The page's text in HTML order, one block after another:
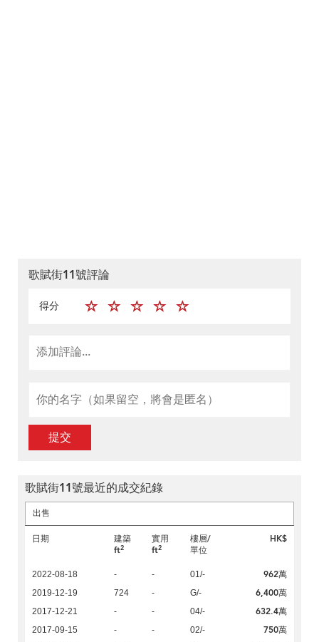
歌賦街11號評論
得分
提交
歌賦街11號最近的成交紀錄
出售
日期
建築
ft2
實用
ft2
樓層/
單位
HK$
2022-08-18 - - 01/- 962萬
2019-12-19 724 - G/- 6,400萬
2017-12-21 - - 04/- 632.4萬
2017-09-15 - - 02/- 750萬